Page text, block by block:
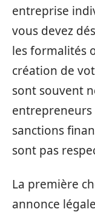
entreprise
vous devez
les formalités
création de
sont souvent
sanctions
sont pas
La première
annonce